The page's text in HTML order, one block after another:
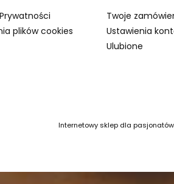
plików cookies
Twoje
Ustawienia
Ulubione
Internetowy sklep dla